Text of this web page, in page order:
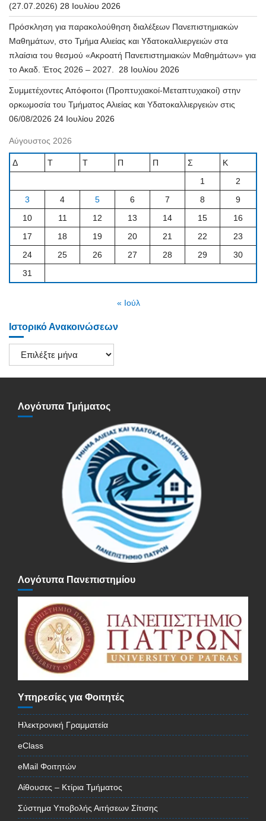
(27.07.2026) 28 Ιουλίου 2026
Πρόσκληση για παρακολούθηση διαλέξεων Πανεπιστημιακών
Μαθημάτων, στο Τμήμα Αλιείας και Υδατοκαλλιεργειών στα
πλαίσια του θεσμού «Ακροατή Πανεπιστημιακών Μαθημάτων» για
το Ακαδ. Έτος 2026 – 2027.
28 Ιουλίου 2026
Συμμετέχοντες Απόφοιτοι (Προπτυχιακοί-Μεταπτυχιακοί) στην
ορκωμοσία του Τμήματος Αλιείας και Υδατοκαλλιεργειών στις
06/08/2026 24 Ιουλίου 2026
Αύγουστος 2026
Δ Τ Τ Π Π Σ
Κ
1
2
3
4 5 6 7 8
9
10
11 12 13 14 15
16
17
18 19 20 21 22
23
24
25 26 27 28 29
30
31
« Ιούλ
Ιστορικό Ανακοινώσεων
Ιστορικό
Ανακοινώσεων
Λογότυπα Τμήματος
Λογότυπα Πανεπιστημίου
Υπηρεσίες για Φοιτητές
Ηλεκτρονική Γραμματεία
eClass
eMail Φοιτητών
Αίθουσες – Κτίρια Τμήματος
Σύστημα Υποβολής Αιτήσεων Σίτισης